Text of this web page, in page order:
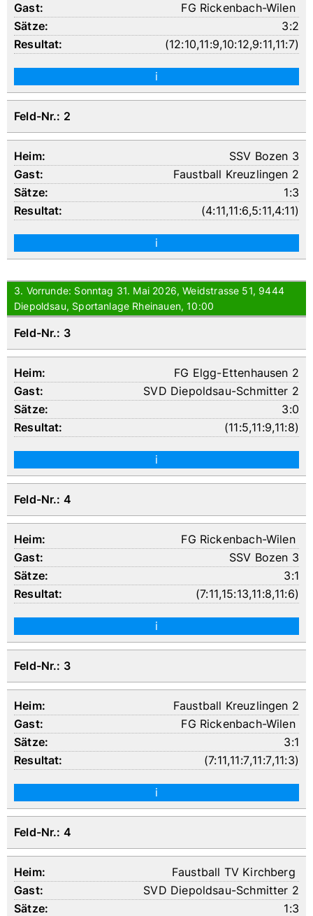
FG Rickenbach-Wilen
3:2
(12:10,11:9,10:12,9:11,11:7)
i
Feld-Nr.: 2
SSV Bozen 3
Faustball Kreuzlingen 2
1:3
(4:11,11:6,5:11,4:11)
i
3. Vorrunde: Sonntag 31. Mai 2026, Weidstrasse 51, 9444
Diepoldsau, Sportanlage Rheinauen, 10:00
Feld-Nr.: 3
FG Elgg-Ettenhausen 2
SVD Diepoldsau-Schmitter 2
3:0
(11:5,11:9,11:8)
i
Feld-Nr.: 4
FG Rickenbach-Wilen
SSV Bozen 3
3:1
(7:11,15:13,11:8,11:6)
i
Feld-Nr.: 3
Faustball Kreuzlingen 2
FG Rickenbach-Wilen
3:1
(7:11,11:7,11:7,11:3)
i
Feld-Nr.: 4
Faustball TV Kirchberg
SVD Diepoldsau-Schmitter 2
1:3